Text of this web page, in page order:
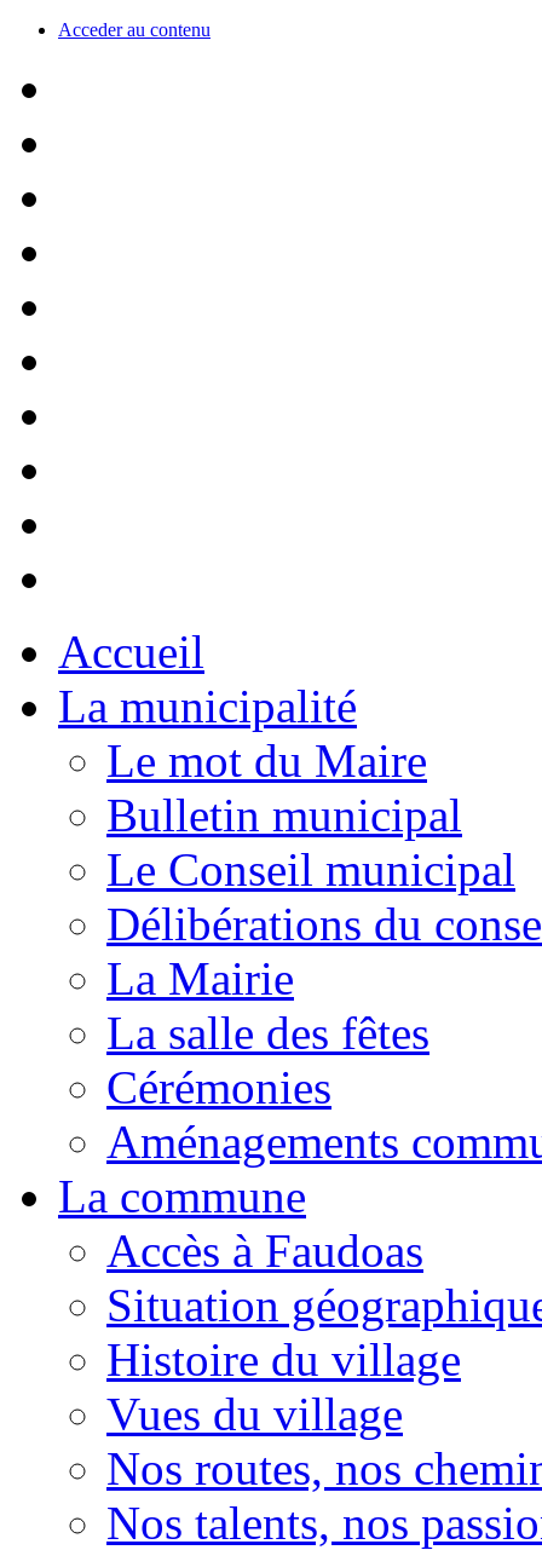
Acceder au contenu
Accueil
La municipalité
Le mot du Maire
Bulletin municipal
Le Conseil municipal
Délibérations du
La Mairie
La salle des fêtes
Cérémonies
Aménagements
La commune
Accès à Faudoas
Situation
Histoire du village
Vues du village
Nos routes, nos
Nos talents, nos